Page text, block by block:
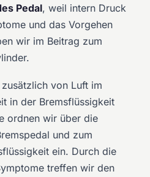
Pedal, weil intern Druck
und das Vorgehen
wir im Beitrag zum
.
von Luft im
in der Bremsflüssigkeit
ordnen wir über die
und zum
ein. Durch die
treffen wir den